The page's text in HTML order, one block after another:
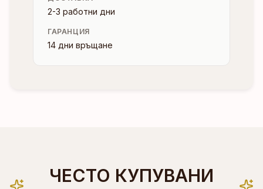
2-3 работни дни
ГАРАНЦИЯ
14 дни връщане
ЧЕСТО КУПУВАНИ